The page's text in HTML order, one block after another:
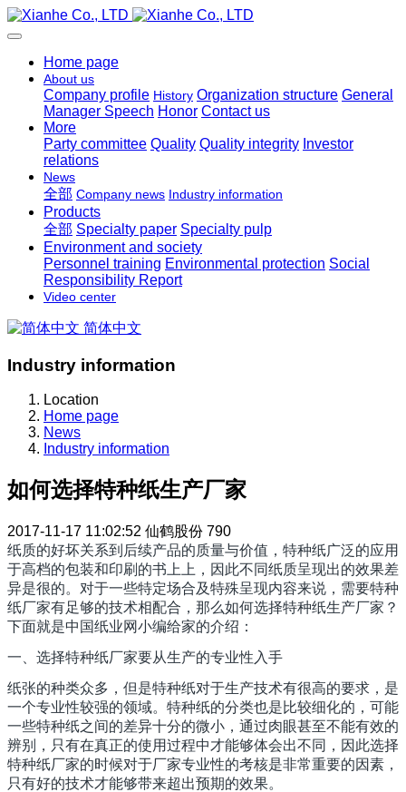
Home page
About us
Company profile History Organization structure General
Manager Speech Honor Contact us
More
Party committee Quality Quality integrity Investor
relations
News
全部 Company news Industry information
Products
全部 Specialty paper Specialty pulp
Environment and society
Personnel training Environmental protection Social
Responsibility Report
Video center
简体中文
Industry information
Location
Home page
News
Industry information
如何选择特种纸生产厂家
2017-11-17 11:02:52 仙鹤股份 790
纸质的好坏关系到后续产品的质量与价值，特种纸广泛的应用
于高档的包装和印刷的书上上，因此不同纸质呈现出的效果差
异是很的。对于一些特定场合及特殊呈现内容来说，需要特种
纸厂家有足够的技术相配合，那么如何选择特种纸生产厂家？
下面就是中国纸业网小编给家的介绍：
一、选择特种纸厂家要从生产的专业性入手
纸张的种类众多，但是特种纸对于生产技术有很高的要求，是
一个专业性较强的领域。特种纸的分类也是比较细化的，可能
一些特种纸之间的差异十分的微小，通过肉眼甚至不能有效的
辨别，只有在真正的使用过程中才能够体会出不同，因此选择
特种纸厂家的时候对于厂家专业性的考核是非常重要的因素，
只有好的技术才能够带来超出预期的效果。